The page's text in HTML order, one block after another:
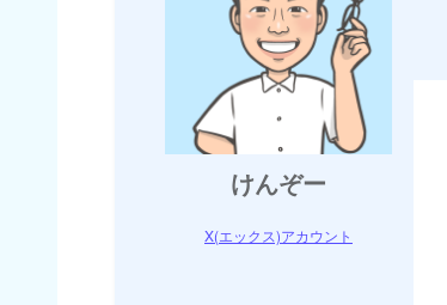
けんぞー
X(エックス)アカウント